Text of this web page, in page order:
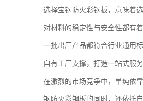
选择宝钢防火彩钢板，意味着
对材料的稳定性与安全性都有
一批出厂产品都符合行业通用
自有工厂支撑，打造一站式服务
在激烈的市场竞争中，单纯依
钢防火彩钢板的同时，还依托